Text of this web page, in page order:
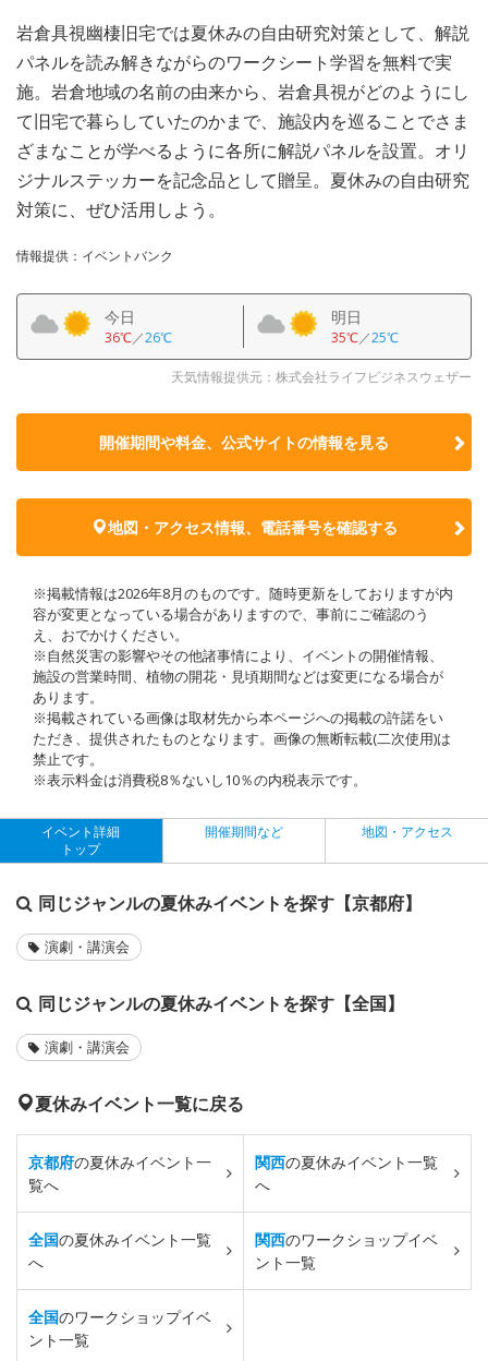
岩倉具視幽棲旧宅では夏休みの自由研究対策として、解説
パネルを読み解きながらのワークシート学習を無料で実
施。岩倉地域の名前の由来から、岩倉具視がどのようにし
て旧宅で暮らしていたのかまで、施設内を巡ることでさま
ざまなことが学べるように各所に解説パネルを設置。オリ
ジナルステッカーを記念品として贈呈。夏休みの自由研究
対策に、ぜひ活用しよう。
情報提供：イベントバンク
今日
36℃／26℃
明日
35℃／25℃
天気情報提供元：株式会社ライフビジネスウェザー
開催期間や料金、公式サイトの情報を見る
地図・アクセス情報、電話番号を確認する
※掲載情報は2026年8月のものです。随時更新をしておりますが内
容が変更となっている場合がありますので、事前にご確認のう
え、おでかけください。
※自然災害の影響やその他諸事情により、イベントの開催情報、
施設の営業時間、植物の開花・見頃期間などは変更になる場合が
あります。
※掲載されている画像は取材先から本ページへの掲載の許諾をい
ただき、提供されたものとなります。画像の無断転載(二次使用)は
禁止です。
※表示料金は消費税8％ないし10％の内税表示です。
イベント詳細
トップ
開催期間など 地図・アクセス
同じジャンルの夏休みイベントを探す【京都府】
演劇・講演会
同じジャンルの夏休みイベントを探す【全国】
演劇・講演会
夏休みイベント一覧に戻る
京都府の夏休みイベント一
覧へ
関西の夏休みイベント一覧
へ
全国の夏休みイベント一覧
へ
関西のワークショップイベ
ント一覧
全国のワークショップイベ
ント一覧